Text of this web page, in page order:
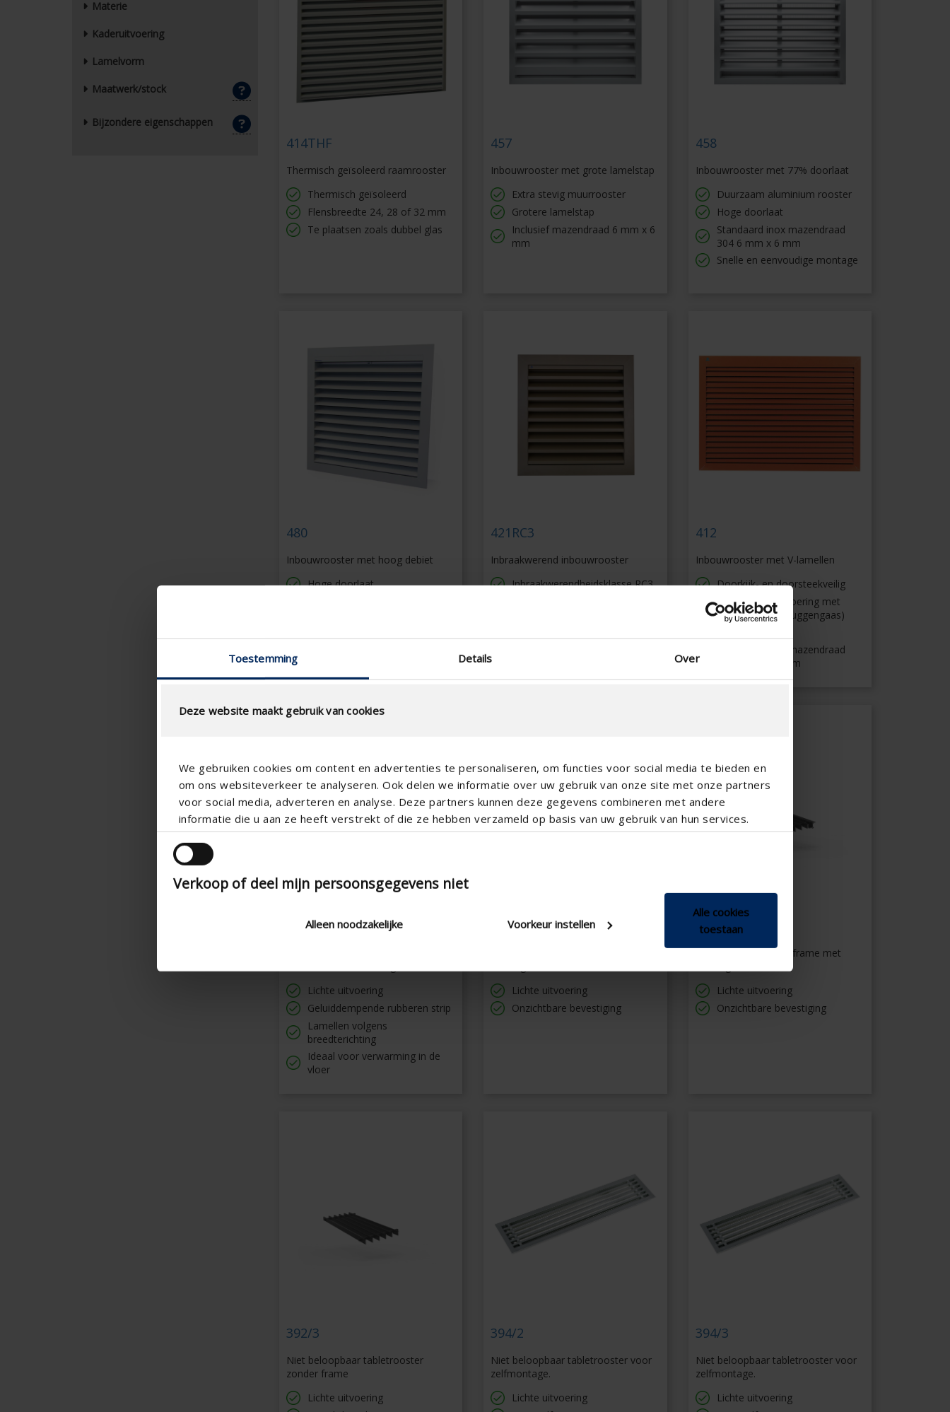
Toestemming Details Over
Deze website maakt gebruik van cookies
We gebruiken cookies om content en advertenties te personaliseren, om functies voor social media te bieden en
om ons websiteverkeer te analyseren. Ook delen we informatie over uw gebruik van onze site met onze partners
voor social media, adverteren en analyse. Deze partners kunnen deze gegevens combineren met andere
informatie die u aan ze heeft verstrekt of die ze hebben verzameld op basis van uw gebruik van hun services.
Verkoop of deel mijn persoonsgegevens niet
Alleen noodzakelijke Voorkeur instellen
Alle cookies
toestaan
Materie
Kaderuitvoering
Lamelvorm
Maatwerk/stock
Bijzondere eigenschappen
414THF
Thermisch geïsoleerd raamrooster
Thermisch geïsoleerd
Flensbreedte 24, 28 of 32 mm
Te plaatsen zoals dubbel glas
457
Inbouwrooster met grote lamelstap
Extra stevig muurrooster
Grotere lamelstap
Inclusief mazendraad 6 mm x 6
mm
458
Inbouwrooster met 77% doorlaat
Duurzaam aluminium rooster
Hoge doorlaat
Standaard inox mazendraad
304 6 mm x 6 mm
Snelle en eenvoudige montage
480
Inbouwrooster met hoog debiet
Hoge doorlaat
421RC3
Inbraakwerend inbouwrooster
Inbraakwerendheidsklasse RC3
Officieel testrapport
412
Inbouwrooster met V-lamellen
Doorkijk- en doorsteekveilig
IP44 klasse (uitvoering met
watergoot en muggengaas)
Standaard inox mazendraad
304 6 mm x 6 mm
311/1
Lichte uitvoering
Geluiddempende rubberen strip
Lamellen volgens
breedterichting
Ideaal voor verwarming in de
vloer
392/1
Lichte uitvoering
Onzichtbare bevestiging
392/2
Tabletrooster met Z-frame met
Lichte uitvoering
Onzichtbare bevestiging
392/3
Niet beloopbaar tabletrooster
zonder frame
Lichte uitvoering
394/2
Niet beloopbaar tabletrooster voor
zelfmontage.
Lichte uitvoering
394/3
Niet beloopbaar tabletrooster voor
zelfmontage.
Lichte uitvoering